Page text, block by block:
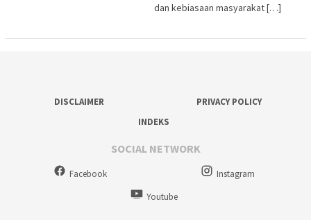
dan kebiasaan masyarakat […]
DISCLAIMER
PRIVACY POLICY
INDEKS
SOCIAL NETWORK
Facebook
Instagram
Youtube